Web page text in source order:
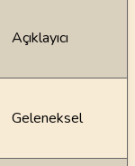
Açıklayıcı
Geleneksel